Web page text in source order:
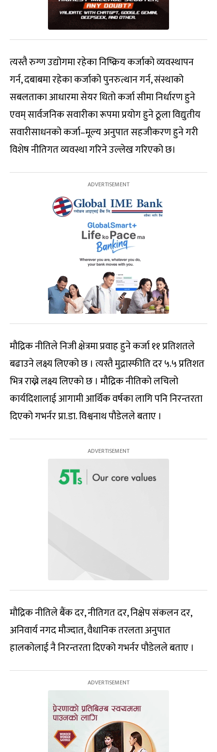
त्यस्तै रुग्ण उद्योगमा रहेका निष्क्रिय कर्जाको व्यवस्थापन
गर्न, दबाबमा रहेका कर्जाको पुनरुत्थान गर्न, संस्थाको
सबलताका आधारमा सेयर धितो कर्जा सीमा निर्धारण हुने
एवम् सार्वजनिक सवारीका रूपमा प्रयोग हुने ठूला विद्युतीय
सवारीसाधनको कर्जा–मूल्य अनुपात सहजीकरण हुने गरी
विशेष नीतिगत व्यवस्था गरिने उल्लेख गरिएको छ।
मौद्रिक नीतिले निजी क्षेत्रमा प्रवाह हुने कर्जा ११ प्रतिशतले
बढाउने लक्ष्य लिएको छ । त्यस्तै मुद्रास्फीति दर ५.५ प्रतिशत
भित्र राख्ने लक्ष्य लिएको छ । मौद्रिक नीतिको लचिलो
कार्यदिशालाई आगामी आर्थिक वर्षका लागि पनि निरन्तरता
दिएको गभर्नर प्रा.डा. विश्वनाथ पौडेलले बताए ।
मौद्रिक नीतिले बैंक दर, नीतिगत दर, निक्षेप संकलन दर,
अनिवार्य नगद मौज्दात, वैधानिक तरलता अनुपात
हालकोलाई नै निरन्तरता दिएको गभर्नर पौडेलले बताए ।